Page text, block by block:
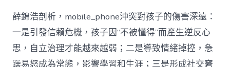
薛錦浩剖析，mobile_phone沖突對孩子的傷害深遠：
一是引發信賴危機，孩子因“不被懂得”而產生逆反心
思，自立治理才能越來越弱；二是導致情緒掉控，急
躁易怒成為常態，影響學習和生涯；三是形成社交窘